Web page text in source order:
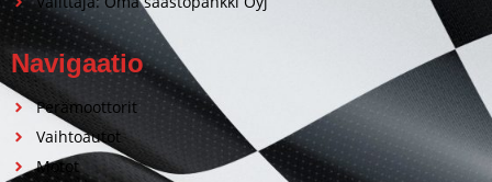
Navigaatio
Perämoottorit
Vaihtoautot
Motot